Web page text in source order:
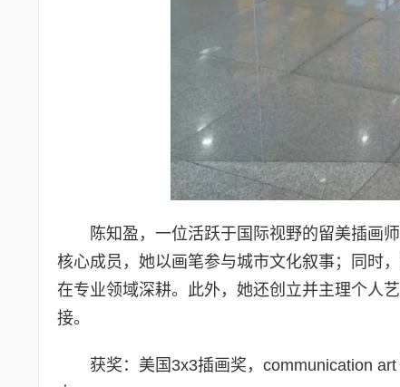
陈知盈，一位活跃于国际视野的留美插画
核心成员，她以画笔参与城市文化叙事；同时
在专业领域深耕。此外，她还创立并主理个人
接。
获奖：美国3x3插画奖，communication